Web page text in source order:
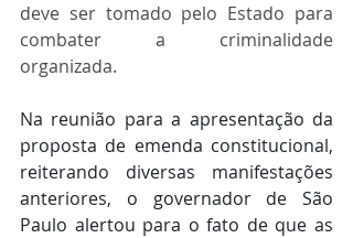
deve ser tomado pelo Estado para
combater a criminalidade
organizada.
Na reunião para a apresentação da
proposta de emenda constitucional,
reiterando diversas manifestações
anteriores, o governador de São
Paulo alertou para o fato de que as